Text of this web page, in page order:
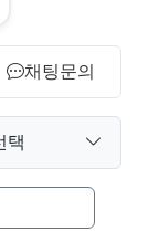
채팅문의
택